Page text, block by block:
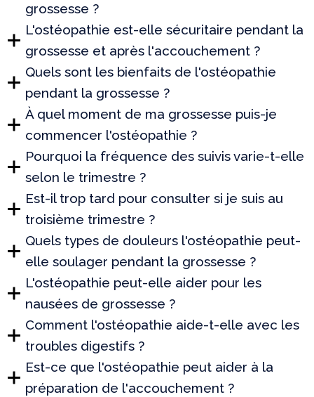
grossesse ?
L'ostéopathie est-elle sécuritaire pendant la
grossesse et après l'accouchement ?
Quels sont les bienfaits de l'ostéopathie
pendant la grossesse ?
À quel moment de ma grossesse puis-je
commencer l'ostéopathie ?
Pourquoi la fréquence des suivis varie-t-elle
selon le trimestre ?
Est-il trop tard pour consulter si je suis au
troisième trimestre ?
Quels types de douleurs l'ostéopathie peut-
elle soulager pendant la grossesse ?
L'ostéopathie peut-elle aider pour les
nausées de grossesse ?
Comment l'ostéopathie aide-t-elle avec les
troubles digestifs ?
Est-ce que l'ostéopathie peut aider à la
préparation de l'accouchement ?